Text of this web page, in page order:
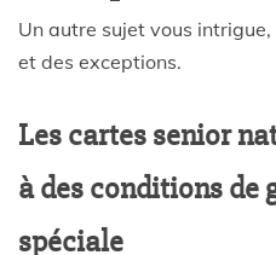
Un autre sujet vous
et des exceptions.
Les cartes senior
à des conditions de
spéciale